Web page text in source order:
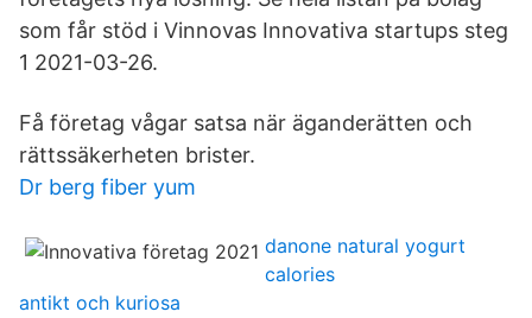
som får stöd i Vinnovas Innovativa startups steg
1 2021-03-26.
Få företag vågar satsa när äganderätten och
rättssäkerheten brister.
Dr berg fiber yum
danone natural yogurt
calories
antikt och kuriosa